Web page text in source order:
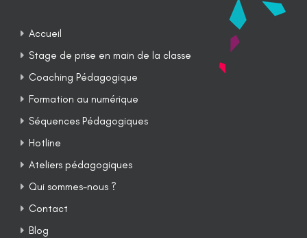
Accueil
Stage de prise en main de la classe
Coaching Pédagogique
Formation au numérique
Séquences Pédagogiques
Hotline
Ateliers pédagogiques
Qui sommes-nous ?
Contact
Blog